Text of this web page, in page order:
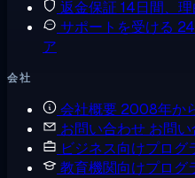
返金保証 14日間、
サポートを受ける
ア
会社
会社概要 2008年か
お問い合わせ お問
ビジネス向けプログ
教育機関向けプログ